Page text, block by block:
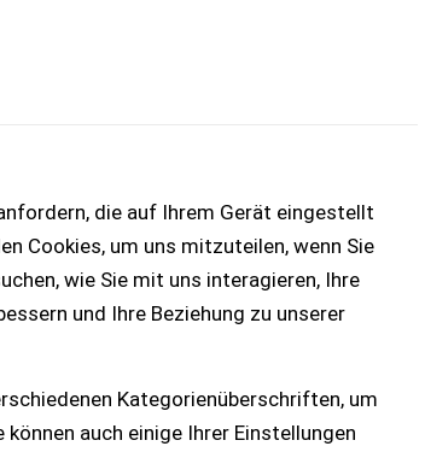
die auf Ihrem Gerät eingestellt
Cookies, um uns mitzuteilen, wenn Sie
wie Sie mit uns interagieren, Ihre
und Ihre Beziehung zu unserer
Kategorienüberschriften, um
können auch einige Ihrer Einstellungen
Online-